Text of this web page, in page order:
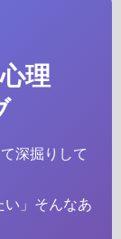
理
深掘りして
い」そんなあ